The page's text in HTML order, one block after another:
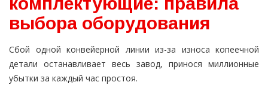
выбора оборудования
Сбой одной конвейерной линии из-за износа копеечной
детали останавливает весь завод, принося миллионные
убытки за каждый час простоя.